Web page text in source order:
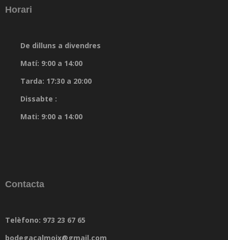
Horari
De dilluns a divendres
Matí: 9:00 a 14:00
Tarda: 17:30 a 20:00
Dissabte :
Mati: 9:00 a 14:00
Contacta
Telèfono: 973 23 67 65
bodegacalmoix@gmail.com